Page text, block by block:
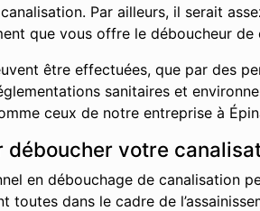
Par ailleurs, il serait
que vous offre le déboucheur
être effectuées, que par des
sanitaires et
ceux de notre entreprise à
déboucher votre
en débouchage de canalisation
toutes dans le cadre de